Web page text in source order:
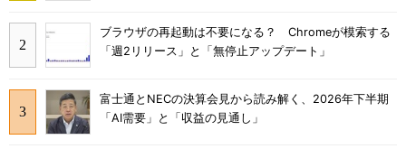
ブラウザの再起動は不要になる？ Chromeが模索する
「週2リリース」と「無停止アップデート」
富士通とNECの決算会見から読み解く、2026年下半期
「AI需要」と「収益の見通し」